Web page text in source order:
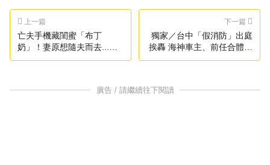
上一篇
亡夫手機藏閨蜜「布丁
奶」！妻原想隨夫而去...氣
炸提告
下一篇
獨家／台中「假消防」出庭
挨轟 海神車主、前任合體控
詐騙
廣告 / 請繼續往下閱讀